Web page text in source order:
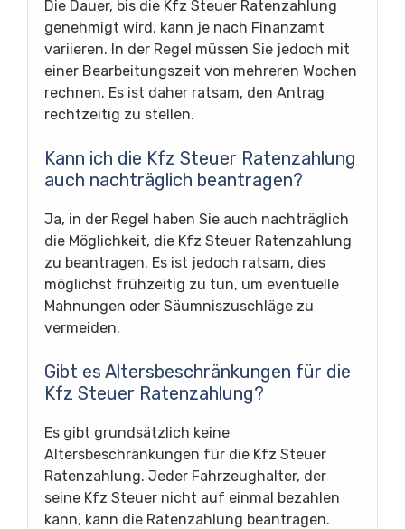
Die Dauer, bis die Kfz Steuer Ratenzahlung
genehmigt wird, kann je nach Finanzamt
variieren. In der Regel müssen Sie jedoch mit
einer Bearbeitungszeit von mehreren Wochen
rechnen. Es ist daher ratsam, den Antrag
rechtzeitig zu stellen.
Kann ich die Kfz Steuer Ratenzahlung
auch nachträglich beantragen?
Ja, in der Regel haben Sie auch nachträglich
die Möglichkeit, die Kfz Steuer Ratenzahlung
zu beantragen. Es ist jedoch ratsam, dies
möglichst frühzeitig zu tun, um eventuelle
Mahnungen oder Säumniszuschläge zu
vermeiden.
Gibt es Altersbeschränkungen für die
Kfz Steuer Ratenzahlung?
Es gibt grundsätzlich keine
Altersbeschränkungen für die Kfz Steuer
Ratenzahlung. Jeder Fahrzeughalter, der
seine Kfz Steuer nicht auf einmal bezahlen
kann, kann die Ratenzahlung beantragen.